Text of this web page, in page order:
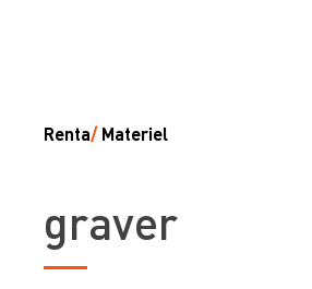
Renta/ Materiel
graver